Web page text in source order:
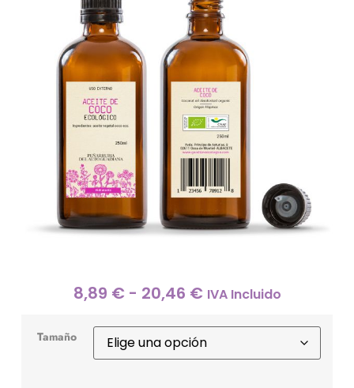
8,89 € - 20,46 € IVA Incluido
Tamaño